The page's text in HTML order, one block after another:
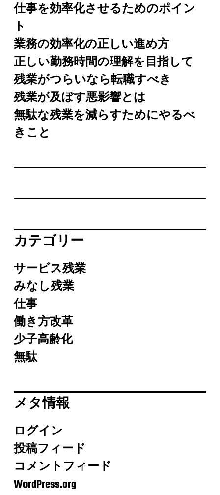
仕事を効率化させるためのポイン
ト
業務の効率化の正しい進め方
正しい勤務時間の理解を目指して
残業がつらいなら転職すべき
残業が及ぼす悪影響とは
無駄な残業を減らすためにやるべ
きこと
カテゴリー
サービス残業
みなし残業
仕事
働き方改革
少子高齢化
無駄
メタ情報
ログイン
投稿フィード
コメントフィード
WordPress.org